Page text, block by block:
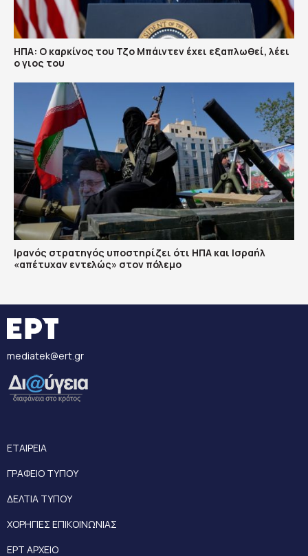
ΗΠΑ: Ο καρκίνος του Τζο Μπάιντεν έχει εξαπλωθεί, λέει
ο γιος του
Ιρανός στρατηγός υποστηρίζει ότι ΗΠΑ και Ισραήλ
«απέτυχαν εντελώς» στον πόλεμο
mediatek@ert.gr
ΕΤΑΙΡΕΙΑ
ΓΡΑΦΕΙΟ ΤΥΠΟΥ
ΔΕΛΤΙΑ ΤΥΠΟΥ
ΧΟΡΗΓΙΕΣ ΕΠΙΚΟΙΝΩΝΙΑΣ
ΕΡΤ ΑΡΧΕΙΟ